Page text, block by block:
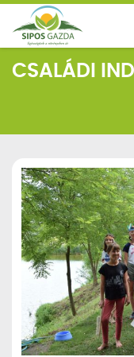
CSALÁDI